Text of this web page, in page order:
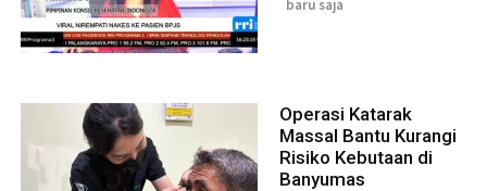
baru saja
Operasi Katarak
Massal Bantu Kurangi
Risiko Kebutaan di
Banyumas